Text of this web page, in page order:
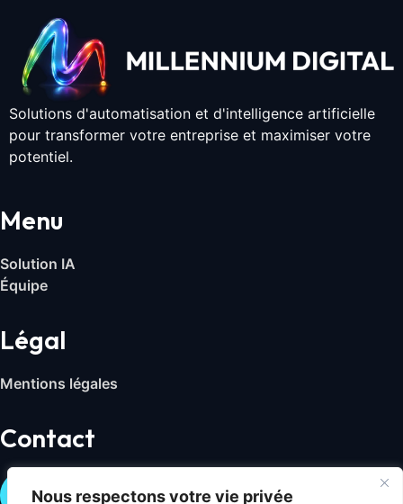
Nous respectons votre vie privée
Solutions d'automatisation et d'intelligence artificielle
pour transformer votre entreprise et maximiser votre
potentiel.
Menu
Solution IA
Équipe
Légal
Mentions légales
Contact
Nous contacter